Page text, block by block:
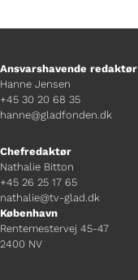
Ansvarshavende redaktør
Hanne Jensen
+45 30 20 68 35
hanne@gladfonden.dk
Chefredaktør
Nathalie Bitton
+45 26 25 17 65
nathalie@tv-glad.dk
København
Rentemestervej 45-47
2400 NV